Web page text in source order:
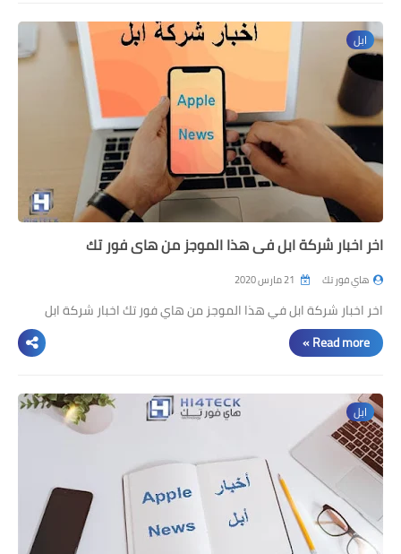
ابل
اخر اخبار شركة ابل في هذا الموجز من هاي فور تك
هاي فور تك
اخر اخبار شركة ابل في هذا الموجز من هاي فور تك اخبار شركة ابل
Read more »
ابل